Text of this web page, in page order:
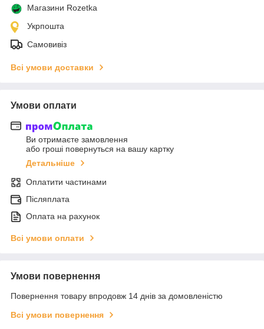
Магазини Rozetka
Укрпошта
Самовивіз
Всі умови доставки
Умови оплати
Ви отримаєте замовлення
або гроші повернуться на вашу картку
Детальніше
Оплатити частинами
Післяплата
Оплата на рахунок
Всі умови оплати
Умови повернення
Повернення товару впродовж 14 днів за домовленістю
Всі умови повернення